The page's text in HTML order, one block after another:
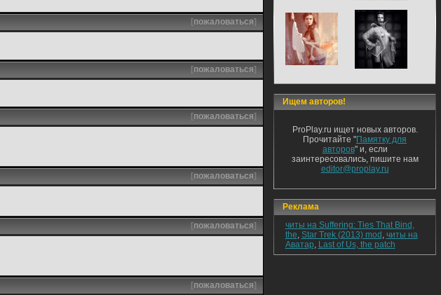
[пожаловаться]
[пожаловаться]
[пожаловаться]
[пожаловаться]
[пожаловаться]
[пожаловаться]
Ищем авторов!
ProPlay.ru ищет новых авторов.
Прочитайте "Памятку для
авторов" и, если
заинтересовались, пишите нам
editor@proplay.ru
Реклама
читы на Suffering: Ties That Bind,
the, Star Trek (2013) mod , читы на
Аватар, Last of Us, the patch